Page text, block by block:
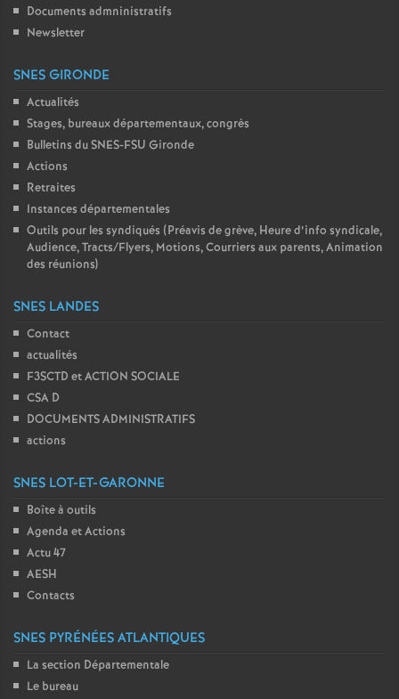
Documents admninistratifs
Newsletter
SNES GIRONDE
Actualités
Stages, bureaux départementaux, congrès
Bulletins du SNES-FSU Gironde
Actions
Retraites
Instances départementales
Outils pour les syndiqués (Préavis de grève, Heure d’info syndicale,
Audience, Tracts/Flyers, Motions, Courriers aux parents, Animation
des réunions)
SNES LANDES
Contact
actualités
F3SCTD et ACTION SOCIALE
CSA D
DOCUMENTS ADMINISTRATIFS
actions
SNES LOT-ET-GARONNE
Boîte à outils
Agenda et Actions
Actu 47
AESH
Contacts
SNES PYRÉNÉES ATLANTIQUES
La section Départementale
Le bureau